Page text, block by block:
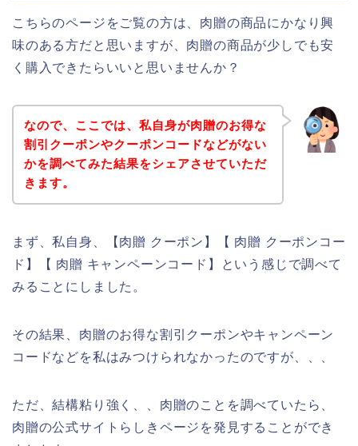
こちらのページをご覧の方は、肉贈の商品にかなり興
味のある方だと思いますが、肉贈の商品が少しでも安
く購入できたらいいと思いませんか？
なので、ここでは、私自身が肉贈のお得な
割引クーポンやクーポンコードなどがない
かを調べてみた結果をシェアさせていただ
きます。
まず、私自身、【肉贈 クーポン】【 肉贈 クーポンコー
ド】【 肉贈 キャンペーンコード】という感じで調べて
みることにしました。
その結果、肉贈のお得な割引クーポンやキャンペーン
コードなどを私はみつけられなかったのですが、、、
ただ、結構粘り強く、、肉贈のことを調べていたら、
肉贈の公式サイトらしきページを発見することができ